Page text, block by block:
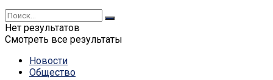
Нет результатов
Смотреть все результаты
Новости
Общество